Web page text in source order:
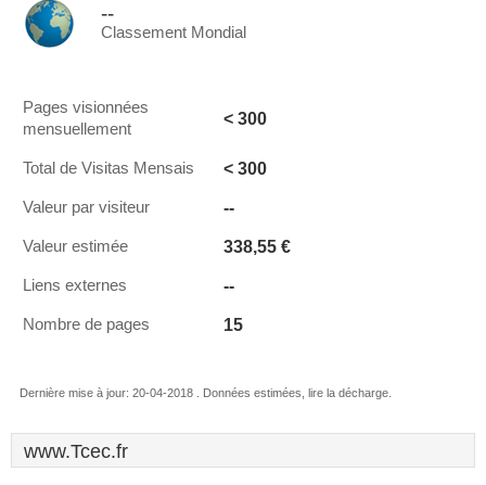
--
Classement Mondial
Pages visionnées
mensuellement
< 300
Total de Visitas Mensais < 300
Valeur par visiteur --
Valeur estimée 338,55 €
Liens externes --
Nombre de pages 15
Dernière mise à jour: 20-04-2018 . Données estimées, lire la décharge.
www.Tcec.fr